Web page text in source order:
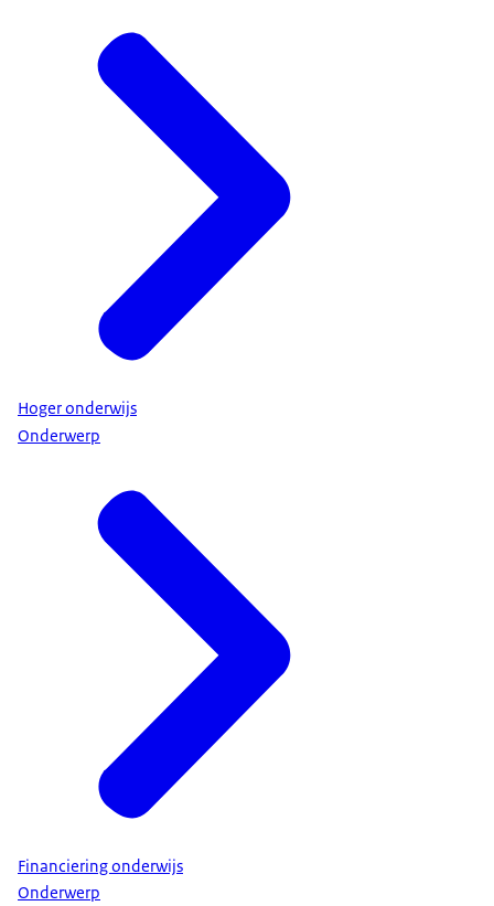
Hoger onderwijs
Onderwerp
Financiering onderwijs
Onderwerp